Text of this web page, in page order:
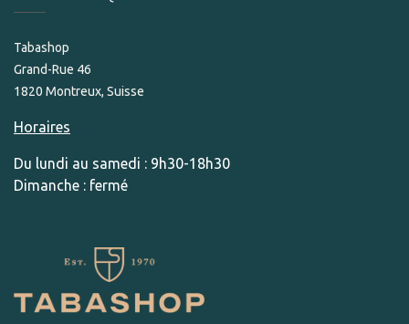
Tabashop
Grand-Rue 46
1820 Montreux, Suisse
Horaires
Du lundi au samedi : 9h30-18h30
Dimanche : fermé